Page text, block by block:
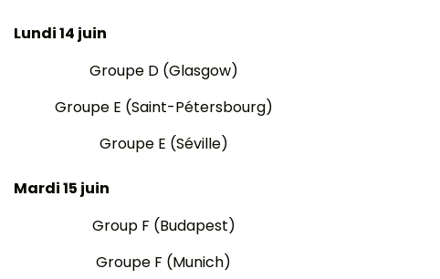
Lundi 14 juin
Groupe D (Glasgow)
Groupe E (Saint-Pétersbourg)
Groupe E (Séville)
Mardi 15 juin
Group F (Budapest)
Groupe F (Munich)